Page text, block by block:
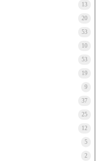
13
20
53
10
53
19
9
37
25
12
5
2